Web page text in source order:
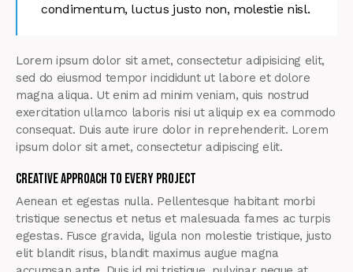
condimentum, luctus justo non, molestie nisl.
Lorem ipsum dolor sit amet, consectetur adipisicing elit,
sed do eiusmod tempor incididunt ut labore et dolore
magna aliqua. Ut enim ad minim veniam, quis nostrud
exercitation ullamco laboris nisi ut aliquip ex ea commodo
consequat. Duis aute irure dolor in reprehenderit. Lorem
ipsum dolor sit amet, consectetur adipiscing elit.
Creative approach to every project
Aenean et egestas nulla. Pellentesque habitant morbi
tristique senectus et netus et malesuada fames ac turpis
egestas. Fusce gravida, ligula non molestie tristique, justo
elit blandit risus, blandit maximus augue magna